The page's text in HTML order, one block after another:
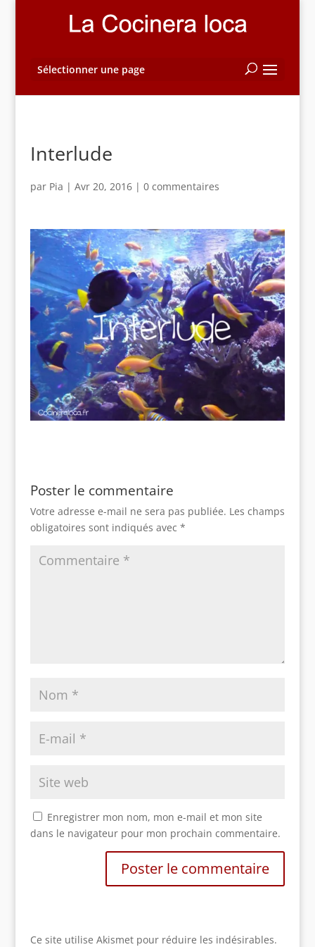
Sélectionner une page
Interlude
par Pia | Avr 20, 2016| 0 commentaires
Poster le commentaire
Votre adresse e-mail ne sera pas publiée. Les champs
obligatoires sont indiqués avec *
Enregistrer mon nom, mon e-mail et mon site
dans le navigateur pour mon prochain commentaire.
Ce site utilise Akismet pour réduire les indésirables.